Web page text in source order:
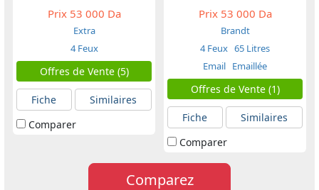
Prix53 000 Da
Extra
4 Feux
Offres de Vente (5)
Fiche
Similaires
Comparer
Prix53 000 Da
Brandt
4 Feux 65 Litres
Email Emaillée
Offres de Vente (1)
Fiche
Similaires
Comparer
Comparez